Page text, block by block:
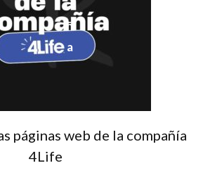
páginas web de la compañía
4Life